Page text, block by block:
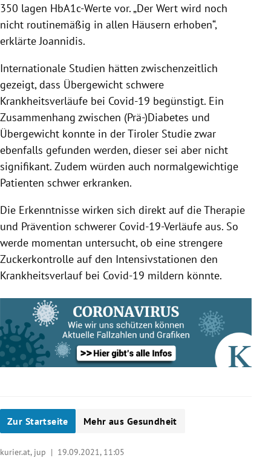
350 lagen HbA1c-Werte vor. „Der Wert wird noch
nicht routinemäßig in allen Häusern erhoben“,
erklärte Joannidis.
Internationale Studien hätten zwischenzeitlich
gezeigt, dass Übergewicht schwere
Krankheitsverläufe bei Covid-19 begünstigt. Ein
Zusammenhang zwischen (Prä-)Diabetes und
Übergewicht konnte in der Tiroler Studie zwar
ebenfalls gefunden werden, dieser sei aber nicht
signifikant. Zudem würden auch normalgewichtige
Patienten schwer erkranken.
Die Erkenntnisse wirken sich direkt auf die Therapie
und Prävention schwerer Covid-19-Verläufe aus. So
werde momentan untersucht, ob eine strengere
Zuckerkontrolle auf den Intensivstationen den
Krankheitsverlauf bei Covid-19 mildern könnte.
Zur Startseite Mehr aus Gesundheit
kurier.at, jup | 19.09.2021, 11:05